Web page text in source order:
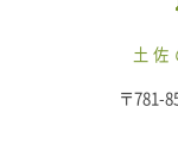
土佐
〒781-